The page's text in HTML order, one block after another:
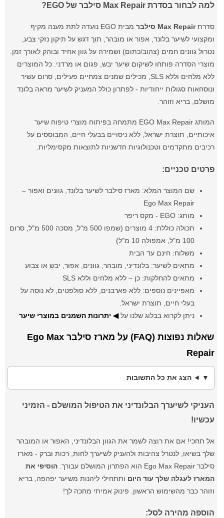
למה לבחור בסדרת Max Repair סילבר של EGO?
סדרתMax Repair סילבר
מבית EGO נועדה לתת מענה מקיף
ומקצועי לשיער בלונד, אפור או מובהר, תוך דגש על תיקון נזקי צבע,
נטרול גוונים חמים (צהוב/כתום) ושמירה על גוון אחיד ובוהק לאורך זמן.
מוצרי הסדרה פותחו לשיקום שיער יבש, פגום או מרדני. כל המוצרים
ללא מלחים וללא SLS, מכילים שמנים צמחיים פעילים, סרום עשיר
ונוסחאות סגולות ייחודיות - לפתרון כולל המעניק לשיער מראה בלונד
מושלם, בריא וזוהר.
המותג EGO Max Repair מתמחה בפיתוח מוצרי טיפוח שיער
איכותיים, תוצרת ישראל, ללא ניסויים בבעלי חיים, המבוססים על
רכיבים מתקדמים וטכנולוגיות חדשניות לתוצאות מקסימליות.
פרטים טכניים:
שם המוצר המלא: מארז סילבר לשיער בלונד, גוונים ואפור –
Ego Max Repair
מותג: EGO - מקס ריפר
תכולה כוללת: 4 מוצרים (שמפו 500 מ"ל, מסכה 500 מ"ל, סרום
100 מ"ל, אמפולה 10 מ"ל)
משלוח: חינם עד הבית
מתאים לשיער: בלונדיני, מובהר, גוונים, אפור, יבש או צבוע
מתאים להחלקות: כן – ללא מלחים וללא SLS
מאפיינים נוספים: ללא פארבנים, ללא סולפטים, לא נוסה על
בעלי חיים, תוצרת ישראל.
ניתן לקרוא בבלוג שלנו על◀ יתרונות השמנים במוצרי שיער
שאלות נפוצות (FAQ) על מארז סילבר Ego Max
Repair
הצג את כל התשובות
העניקי לשיערך הבלונדיני את הטיפול המושלם - הזמיני
עכשיו!
אל תחכי! אם את רוצה לשמר את הגוון הבלונדיני, האפור או המובהר
שלך בשיאו, לנטרל צהיבות ולהעניק לשיערך לחות, רכות וברק - מארז
סילבר Ego Max Repair הוא הפתרון המושלם עבורך.
הוסיפי את
המארז לעגלה שלך עוד היום ותתחילי ליהנות משיער יפהפה, בריא
וזוהר כבר מהשימוש הראשון. פינוק אמיתי מחכה לך!
הוספה מהירה לסל: